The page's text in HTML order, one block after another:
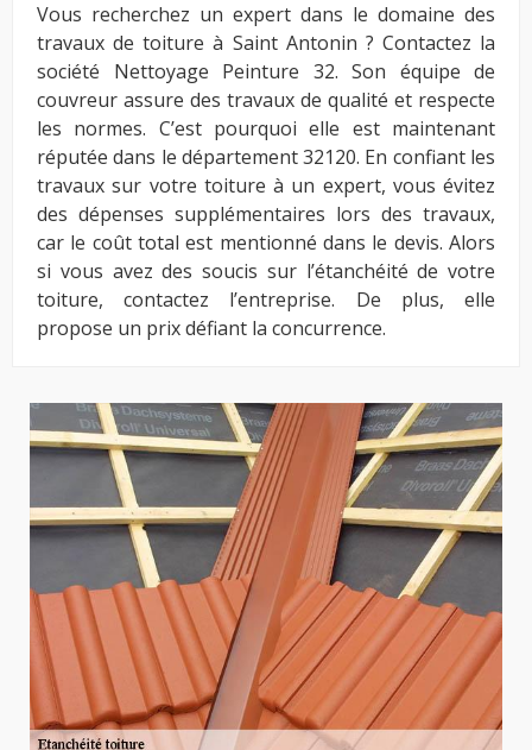
Vous recherchez un expert dans le domaine des
travaux de toiture à Saint Antonin ? Contactez la
société Nettoyage Peinture 32. Son équipe de
couvreur assure des travaux de qualité et respecte
les normes. C’est pourquoi elle est maintenant
réputée dans le département 32120. En confiant les
travaux sur votre toiture à un expert, vous évitez
des dépenses supplémentaires lors des travaux,
car le coût total est mentionné dans le devis. Alors
si vous avez des soucis sur l’étanchéité de votre
toiture, contactez l’entreprise. De plus, elle
propose un prix défiant la concurrence.